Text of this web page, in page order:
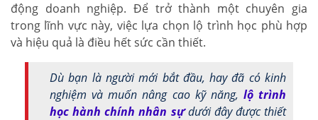
động doanh nghiệp. Để trở thành một chuyên gia
trong lĩnh vực này, việc lựa chọn lộ trình học phù hợp
và hiệu quả là điều hết sức cần thiết.
Dù bạn là người mới bắt đầu, hay đã có kinh
nghiệm và muốn nâng cao kỹ năng, lộ trình
học hành chính nhân sựdưới đây được thiết